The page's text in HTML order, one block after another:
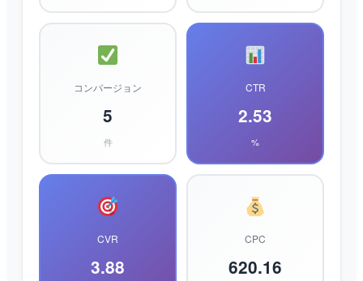
コンバージョン
5
件
CTR
2.53
%
CVR
3.88
CPC
620.16